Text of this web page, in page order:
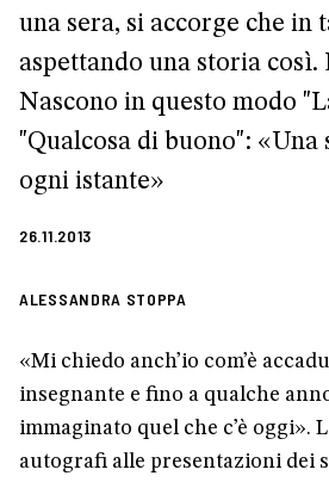
una sera, si accorge che in
aspettando una storia così.
Nascono in questo modo
"Qualcosa di buono": «Una
ogni istante»
26.11.2013
ALESSANDRA STOPPA
«Mi chiedo anch’io com’è
insegnante e fino a qualche
immaginato quel che c’è oggi».
autografi alle presentazioni dei